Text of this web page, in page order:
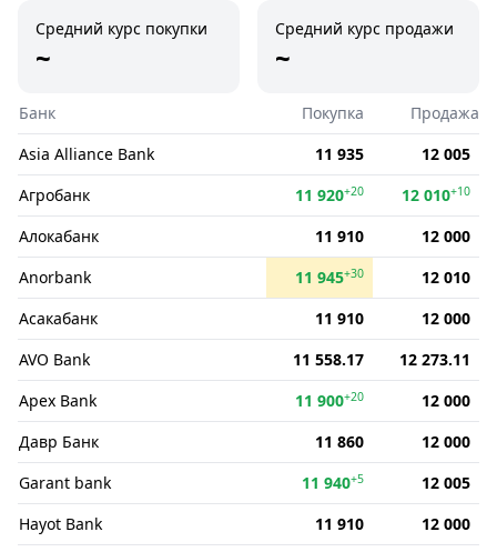
Средний курс покупки
~
Средний курс продажи
~
Банк Покупка
Продажа
Asia Alliance Bank
11 935
12 005
Агробанк
11 920+20 12 010+10
Алокабанк 11 910
12 000
Anorbank
11 945+30
12 010
Асакабанк
11 910
12 000
AVO Bank
11 558.17
12 273.11
Apex Bank
11 900+20
12 000
Давр Банк
11 860
12 000
Garant bank
11 940+5
12 005
Hayot Bank
11 910
12 000